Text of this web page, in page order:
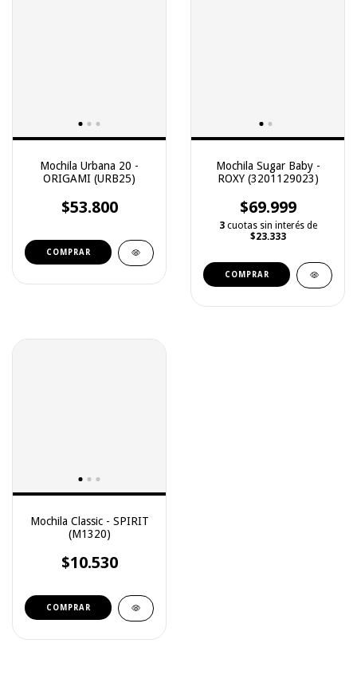
Mochila Urbana 20 -
ORIGAMI (URB25)
$53.800
COMPRAR
Mochila Sugar Baby -
ROXY (3201129023)
$69.999
3 cuotas sin interés de
$23.333
COMPRAR
Mochila Classic - SPIRIT
(M1320)
$10.530
COMPRAR